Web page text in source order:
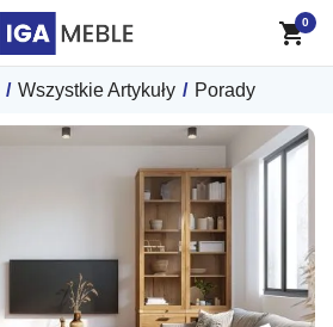
/ Wszystkie Artykuły / Porady
0